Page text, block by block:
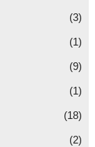
(3)
(1)
(9)
(1)
(18)
(2)